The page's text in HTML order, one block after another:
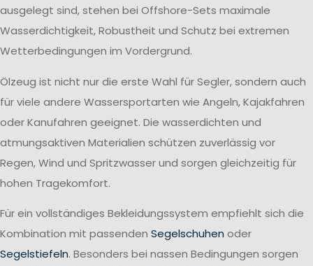
ausgelegt sind, stehen bei Offshore-Sets maximale
Wasserdichtigkeit, Robustheit und Schutz bei extremen
Wetterbedingungen im Vordergrund.
Ölzeug ist nicht nur die erste Wahl für Segler, sondern auch
für viele andere Wassersportarten wie Angeln, Kajakfahren
oder Kanufahren geeignet. Die wasserdichten und
atmungsaktiven Materialien schützen zuverlässig vor
Regen, Wind und Spritzwasser und sorgen gleichzeitig für
hohen Tragekomfort.
Für ein vollständiges Bekleidungssystem empfiehlt sich die
Kombination mit passenden Segelschuhen oder
Segelstiefeln. Besonders bei nassen Bedingungen sorgen